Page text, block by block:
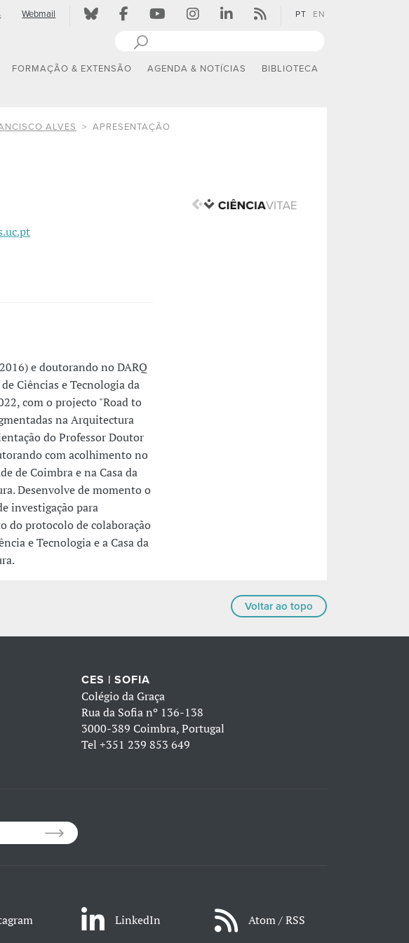
Webmail PT EN
FORMAÇÃO & EXTENSÃO AGENDA & NOTÍCIAS BIBLIOTECA
ALVES APRESENTAÇÃO
e doutorando no DARQ
Ciências e Tecnologia da
com o projecto "Road to
na Arquitectura
do Professor Doutor
com acolhimento no
de Coimbra e na Casa da
Desenvolve de momento o
investigação para
do protocolo de colaboração
e Tecnologia e a Casa da
Voltar ao topo
CES | SOFIA
Colégio da Graça
Rua da Sofia nº 136-138
3000-389 Coimbra, Portugal
Tel +351 239 853 649
LinkedIn Atom / RSS